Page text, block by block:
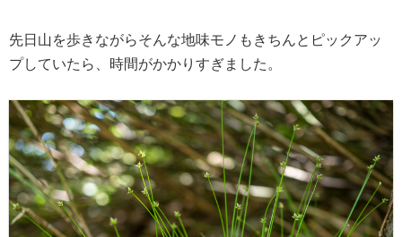
先日山を歩きながらそんな地味モノもきちんとピックアッ
プしていたら、時間がかかりすぎました。